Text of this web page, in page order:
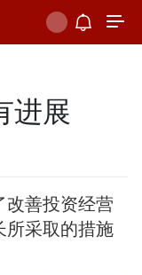
进展
改善投资经营
所采取的措施